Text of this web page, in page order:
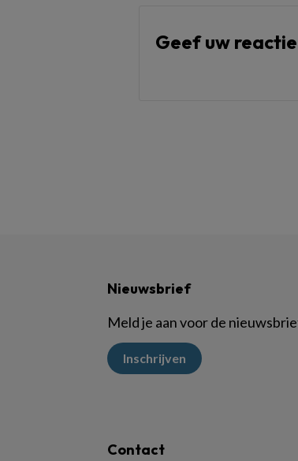
Geef uw reactie
Nieuwsbrief
Meld je aan voor de
Inschrijven
Contact